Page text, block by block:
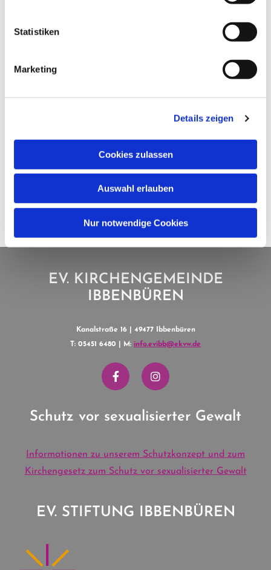
Statistiken
Marketing
Details zeigen
Cookies zulassen
Auswahl erlauben
Nur notwendige Cookies
EV. KIRCHENGEMEINDE
IBBENBÜREN
Kanalstraße 16 | 49477 Ibbenbüren
T: 05451 6480 | M: info.evibb@ekvw.de
Schutz vor sexualisierter Gewalt
Informationen zu unserem Schutzkonzept und zum
Kirchengesetz zum Schutz vor sexualisierter Gewalt
EV. STIFTUNG IBBENBÜREN